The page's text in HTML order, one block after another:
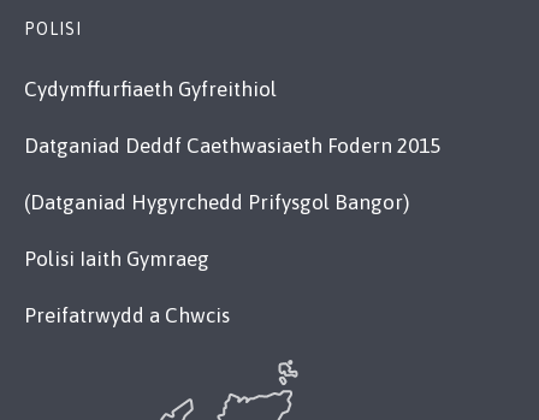
POLISI
Cydymffurfiaeth Gyfreithiol
Datganiad Deddf Caethwasiaeth Fodern 2015
(Datganiad Hygyrchedd Prifysgol Bangor)
Polisi Iaith Gymraeg
Preifatrwydd a Chwcis